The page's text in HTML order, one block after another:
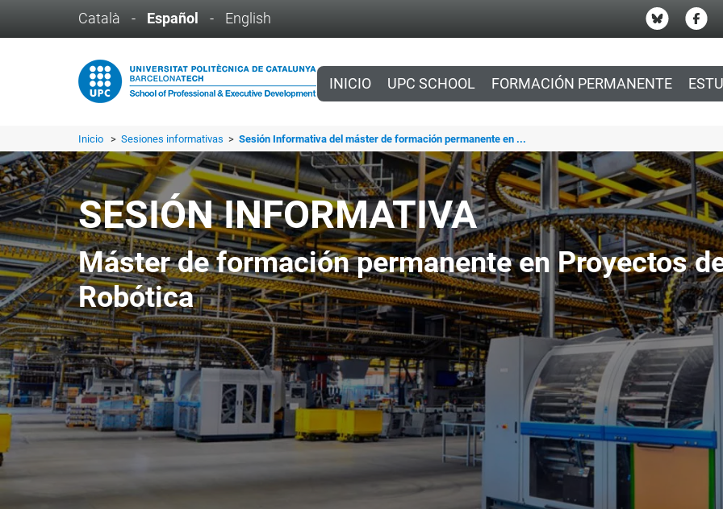
Català - Español - English
INICIO UPC SCHOOL FORMACIÓN PERMANENTE
Inicio > Sesiones informativas > Sesión Informativa del máster de formación permanente en ...
SESIÓN INFORMATIVA
Máster de formación permanente en Proyectos
Robótica